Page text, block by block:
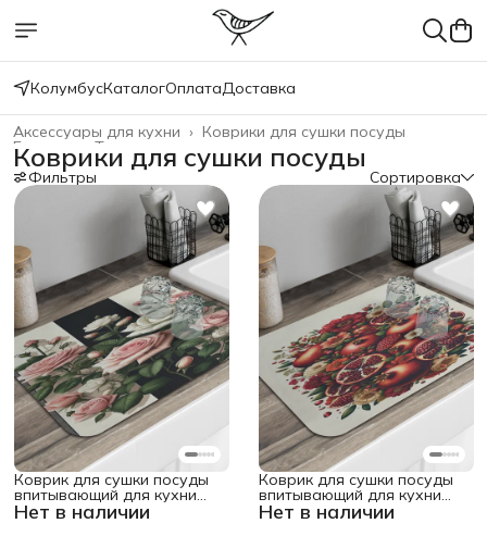
КолумбусКаталогОплатаДоставка
Коврики для сушки посуды
Аксессуары для кухни ›
Товары для дома
Главная
Коврики для сушки посуды
Фильтры Сортировка
Нет в наличии
Коврик для сушки посуды
впитывающий для кухни
"Розы в полоску"
прямоугольный 58x38 см
Нет в наличии
Коврик для сушки посуды
впитывающий для кухни
"Гранатовый букет"
прямоугольный 58x38 см